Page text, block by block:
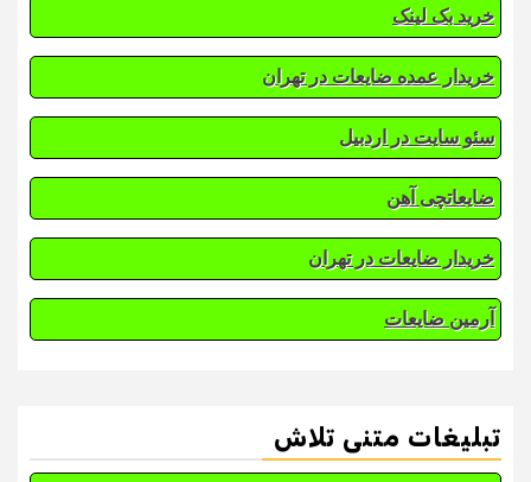
خرید بک لینک
خریدار عمده ضایعات در تهران
سئو سایت در اردبیل
ضایعاتچی آهن
خریدار ضایعات در تهران
آرمین ضایعات
تبلیغات متنی تلاش